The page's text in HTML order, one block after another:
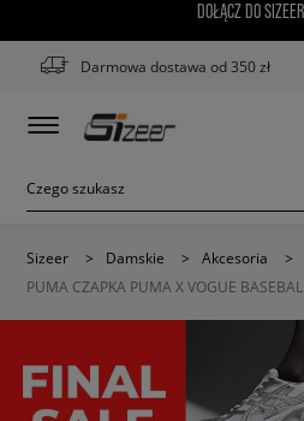
DOŁĄCZ DO
Darmowa dostawa od 350 zł
Sizeer > Damskie > Akcesoria >
PUMA CZAPKA PUMA X VOGUE